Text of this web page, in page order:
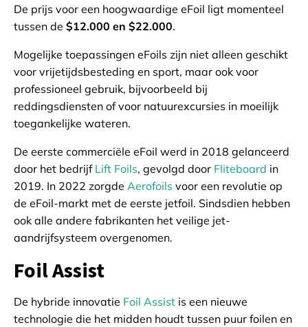
De prijs voor een hoogwaardige eFoil ligt momenteel
tussen de $12.000 en $22.000.
Mogelijke toepassingen eFoils zijn niet alleen geschikt
voor vrijetijdsbesteding en sport, maar ook voor
professioneel gebruik, bijvoorbeeld bij
reddingsdiensten of voor natuurexcursies in moeilijk
toegankelijke wateren.
De eerste commerciële eFoil werd in 2018 gelanceerd
door het bedrijf Lift Foils, gevolgd door Fliteboard in
2019. In 2022 zorgde Aerofoils voor een revolutie op
de eFoil-markt met de eerste jetfoil. Sindsdien hebben
ook alle andere fabrikanten het veilige jet-
aandrijfsysteem overgenomen.
Foil Assist
De hybride innovatie Foil Assist is een nieuwe
technologie die het midden houdt tussen puur foilen en